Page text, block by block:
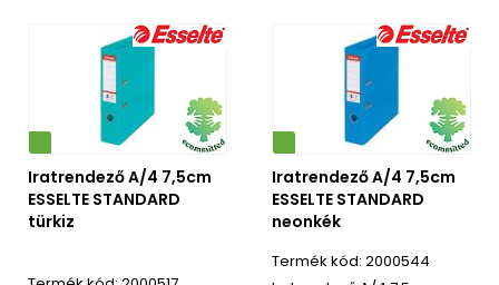
Iratrendező A/4 7,5cm
ESSELTE STANDARD
türkiz
Környezetbarát
Iratrendező A/4 7,5cm
ESSELTE STANDARD
neonkék
2000544